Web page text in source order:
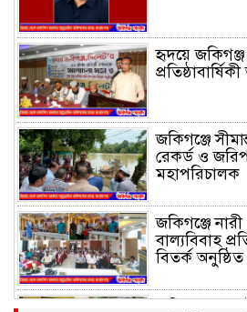
হৃদয়ে
জকিগঞ্জে
রেকর্ড ও
মহাপরিচালক
জকিগঞ্জে
বাল্যবিবাহ
বিতর্ক অনুষ্ঠিত